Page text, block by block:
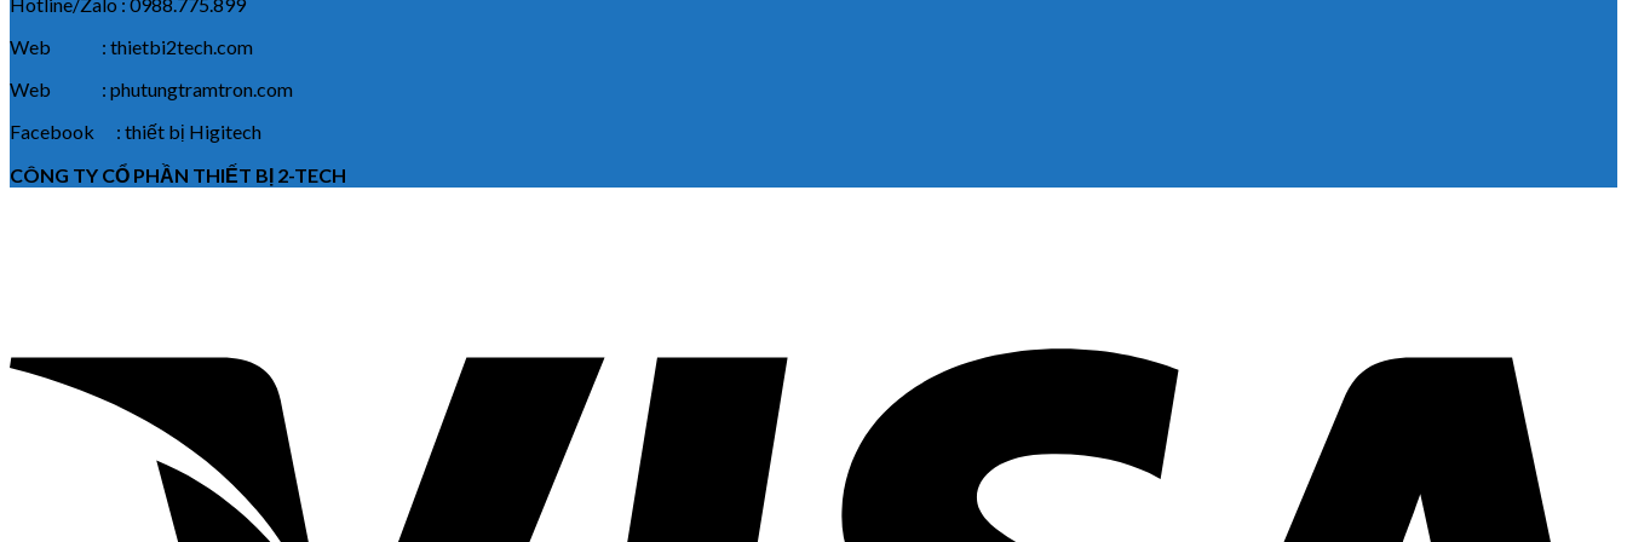
Web : thietbi2tech.com
Web : phutungtramtron.com
Facebook : thiết bị Higitech
CÔNG TY CỔ PHẦN THIẾT BỊ 2-TECH